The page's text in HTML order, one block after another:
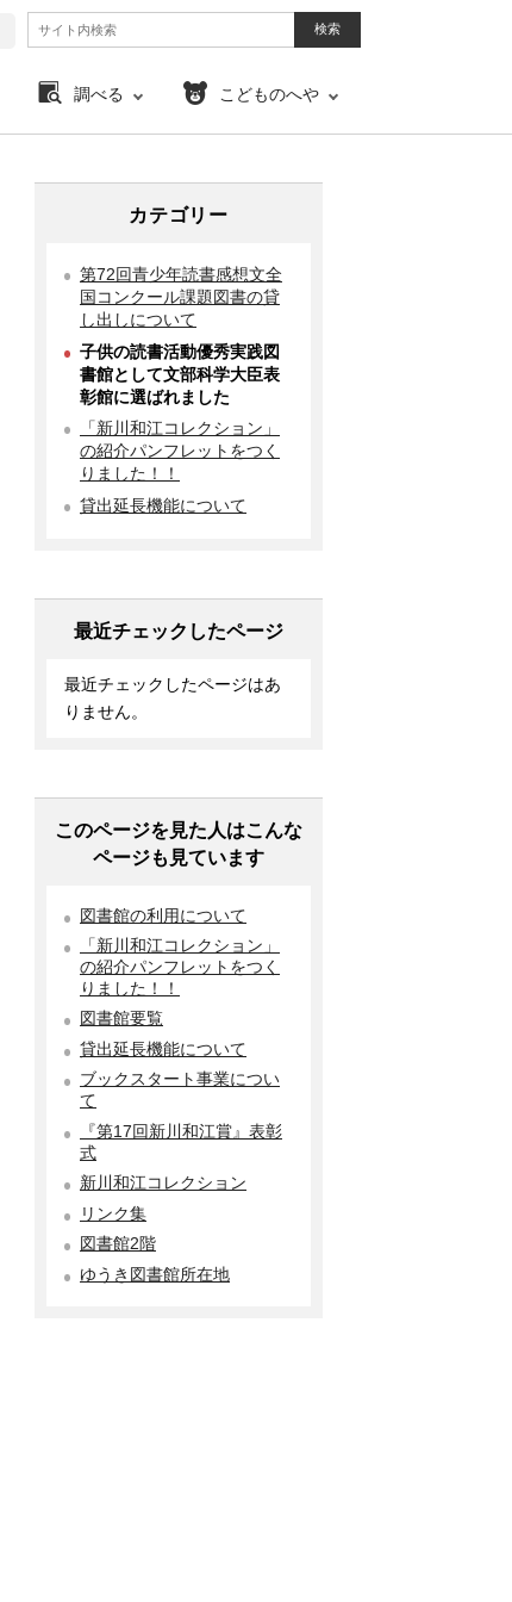
調べる こどものへや
カテゴリー
第72回青少年読書感想文全
国コンクール課題図書の貸
し出しについて
子供の読書活動優秀実践図
書館として文部科学大臣表
彰館に選ばれました
「新川和江コレクション」
の紹介パンフレットをつく
りました！！
貸出延長機能について
最近チェックしたページ
最近チェックしたページはあ
りません。
このページを見た人はこんな
ページも見ています
図書館の利用について
「新川和江コレクション」
の紹介パンフレットをつく
りました！！
図書館要覧
貸出延長機能について
ブックスタート事業につい
て
『第17回新川和江賞』表彰
式
新川和江コレクション
リンク集
図書館2階
ゆうき図書館所在地